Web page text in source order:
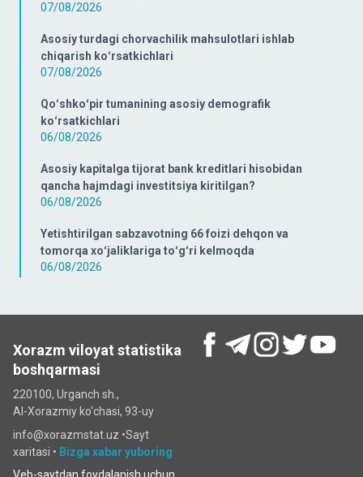
07/08/2026
Asosiy turdagi chorvachilik mahsulotlari ishlab
chiqarish koʻrsatkichlari
07/08/2026
Qoʻshkoʻpir tumanining asosiy demografik
koʻrsatkichlari
06/08/2026
Asosiy kapitalga tijorat bank kreditlari hisobidan
qancha hajmdagi investitsiya kiritilgan?
06/08/2026
Yetishtirilgan sabzavotning 66 foizi dehqon va
tomorqa xoʻjaliklariga toʻgʻri kelmoqda
06/08/2026
Xorazm viloyat statistika
boshqarmasi
220100, Urganch sh.,
Al-Xorazmiy ko‘chаsi, 93-uy
info@xorazmstat.uz •Sayt
xaritasi • Bizga xabar yuboring